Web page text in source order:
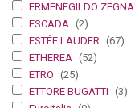
ERMENEGILDO ZEGNA
ESCADA (2)
ESTÉE LAUDER (67)
ETHEREA (52)
ETRO (25)
ETTORE BUGATTI (3)